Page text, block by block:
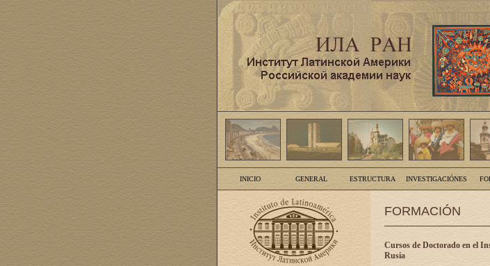
INICIO GENERAL ESTRUCTURA INVESTIGACIÓNES
FORMACIÓN
Cursos de Doctorado en el
Rusia